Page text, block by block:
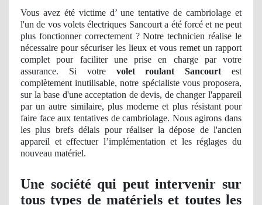
Vous avez été victime d’ une tentative de cambriolage et
l'un de vos volets électriques Sancourt a été forcé et ne peut
plus fonctionner correctement ? Notre technicien réalise le
nécessaire pour sécuriser les lieux et vous remet un rapport
complet pour faciliter une prise en charge par votre
assurance. Si votre volet roulant Sancourt est
complètement inutilisable, notre spécialiste vous proposera,
sur la base d'une acceptation de devis, dechanger l'appareil
par un autre similaire, plus moderne et plus résistant pour
faire face aux tentatives de cambriolage. Nous agirons dans
les plus brefs délais pour réaliser la dépose de l'ancien
appareil et effectuer l’implémentation et les réglages du
nouveau matériel.
Une société qui peut intervenir sur
tous types de matériels et toutes les